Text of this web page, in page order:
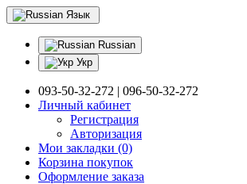
Язык
Russian
Укр
093-50-32-272 | 096-50-32-272
Личный кабинет
Регистрация
Авторизация
Мои закладки (0)
Корзина покупок
Оформление заказа